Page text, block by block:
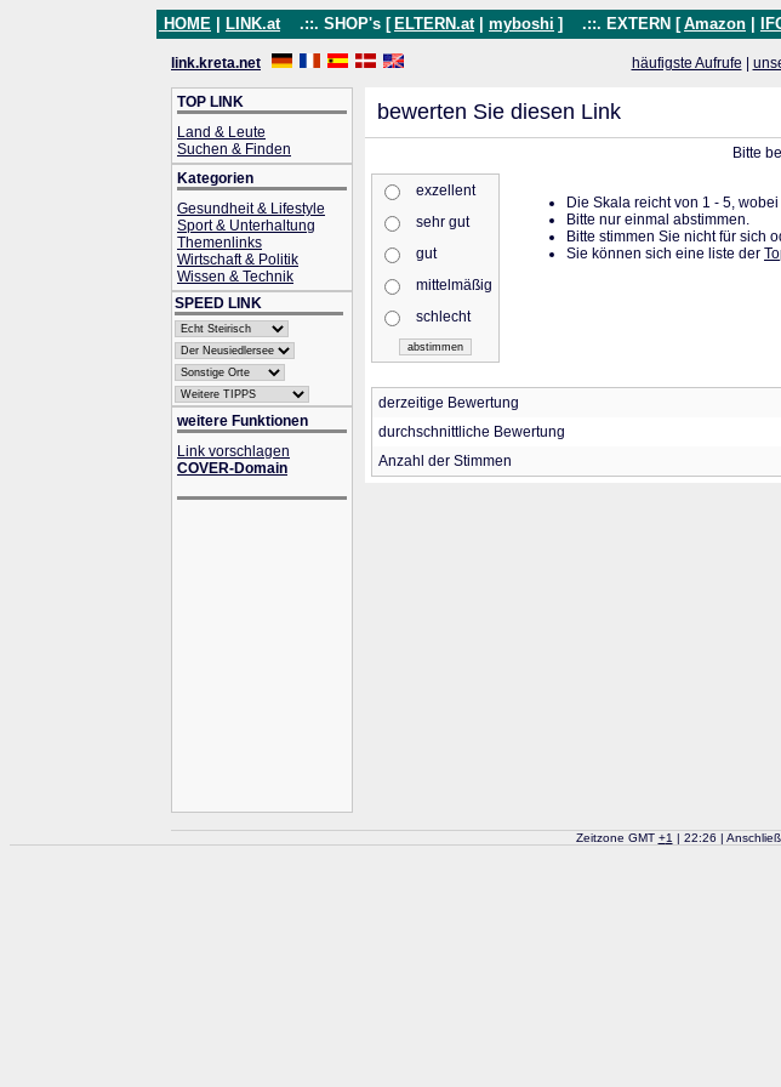
HOME LINK.at .::. SHOP's [ ELTERN.at myboshi ] .::. EXTERN [ Amazon
link.kreta.net häufigste Aufrufe
TOP LINK
Land & Leute
Suchen & Finden
Kategorien
Gesundheit & Lifestyle
Sport & Unterhaltung
Themenlinks
Wirtschaft & Politik
Wissen & Technik
SPEED LINK
weitere Funktionen
Link vorschlagen
COVER-Domain
bewerten Sie diesen Link
Bitte
exzellent
sehr gut
gut
mittelmäßig
schlecht
Die Skala reicht von 1 - 5,
Bitte nur einmal abstimmen.
Bitte stimmen Sie nicht für sich
Sie können sich eine liste der
derzeitige Bewertung
durchschnittliche Bewertung
Anzahl der Stimmen
Zeitzone GMT +1 | 22:26 |